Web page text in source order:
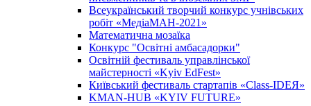
Всеукраїнський творчий конкурс учнівських
робіт «МедіаМАН-2021»
Математична мозаїка
Конкурс "Освітні амбасадорки"
Освітній фестиваль управлінської
майстерності «Kyiv EdFest»
Київський фестиваль стартапів «Class-IDEЯ»
KMAN-HUB «KYIV FUTURE»